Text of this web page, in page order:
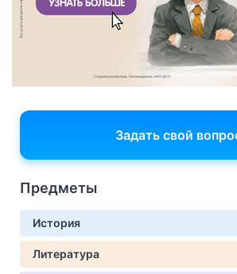
Задать свой
Предметы
История
Литература